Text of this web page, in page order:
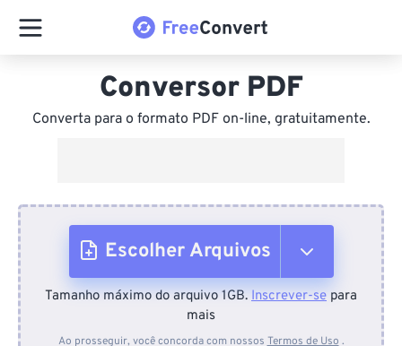
Conversor PDF
Converta para o formato PDF on-line, gratuitamente.
Escolher Arquivos
Do dispositivo
Tamanho máximo do arquivo 1GB. Inscrever-se para
mais
Ao prosseguir, você concorda com nossos Termos de Uso .